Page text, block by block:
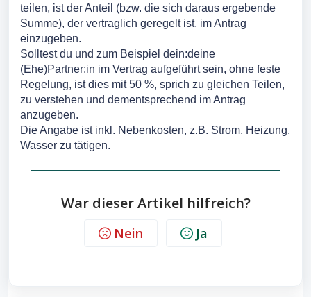
teilen, ist der Anteil (bzw. die sich daraus ergebende
Summe), der vertraglich geregelt ist, im Antrag
einzugeben.
Solltest du und zum Beispiel dein:deine
(Ehe)Partner:in im Vertrag aufgeführt sein, ohne feste
Regelung, ist dies mit 50 %, sprich zu gleichen Teilen,
zu verstehen und dementsprechend im Antrag
anzugeben.
Die Angabe ist inkl. Nebenkosten, z.B. Strom, Heizung,
Wasser zu tätigen.
War dieser Artikel hilfreich?
Nein Ja